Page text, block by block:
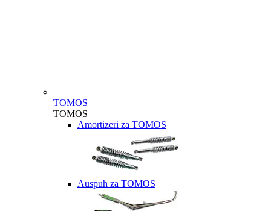
TOMOS
TOMOS
Amortizeri za TOMOS
Auspuh za TOMOS